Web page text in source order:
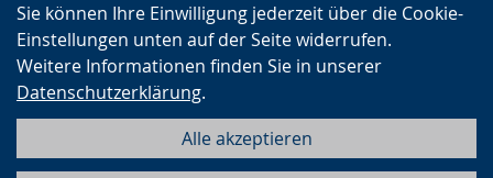
Sie können Ihre Einwilligung jederzeit über die Cookie-
Einstellungen unten auf der Seite widerrufen.
Weitere Informationen finden Sie in unserer
Datenschutzerklärung.
Alle akzeptieren